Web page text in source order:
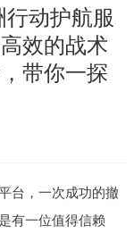
动护航服
效的战术
带你一探
台，一次成功的撤
有一位值得信赖